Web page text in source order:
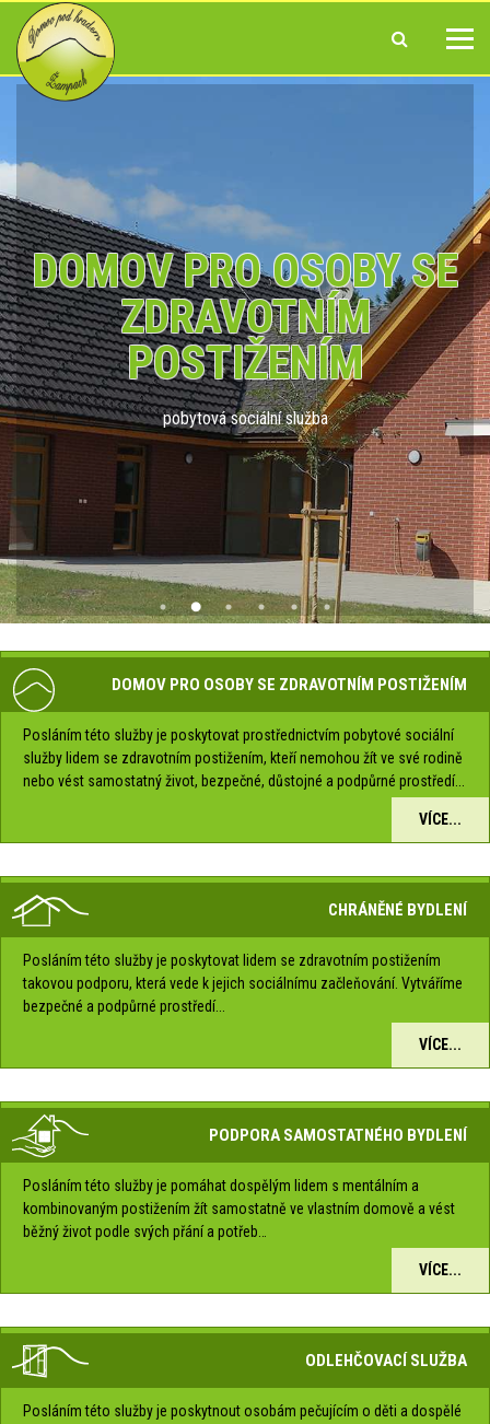
DOMOV PRO OSOBY SE
ZDRAVOTNÍM
POSTIŽENÍM
pobytová sociální služba
DOMOV PRO OSOBY SE ZDRAVOTNÍM POSTIŽENÍM
Posláním této služby je poskytovat prostřednictvím pobytové sociální
služby lidem se zdravotním postižením, kteří nemohou žít ve své rodině
nebo vést samostatný život, bezpečné, důstojné a podpůrné prostředí...
VÍCE...
CHRÁNĚNÉ BYDLENÍ
Posláním této služby je poskytovat lidem se zdravotním postižením
takovou podporu, která vede k jejich sociálnímu začleňování. Vytváříme
bezpečné a podpůrné prostředí...
VÍCE...
PODPORA SAMOSTATNÉHO BYDLENÍ
Posláním této služby je pomáhat dospělým lidem s mentálním a
kombinovaným postižením žít samostatně ve vlastním domově a vést
běžný život podle svých přání a potřeb…
VÍCE...
ODLEHČOVACÍ SLUŽBA
Posláním této služby je poskytnout osobám pečujícím o děti a dospělé